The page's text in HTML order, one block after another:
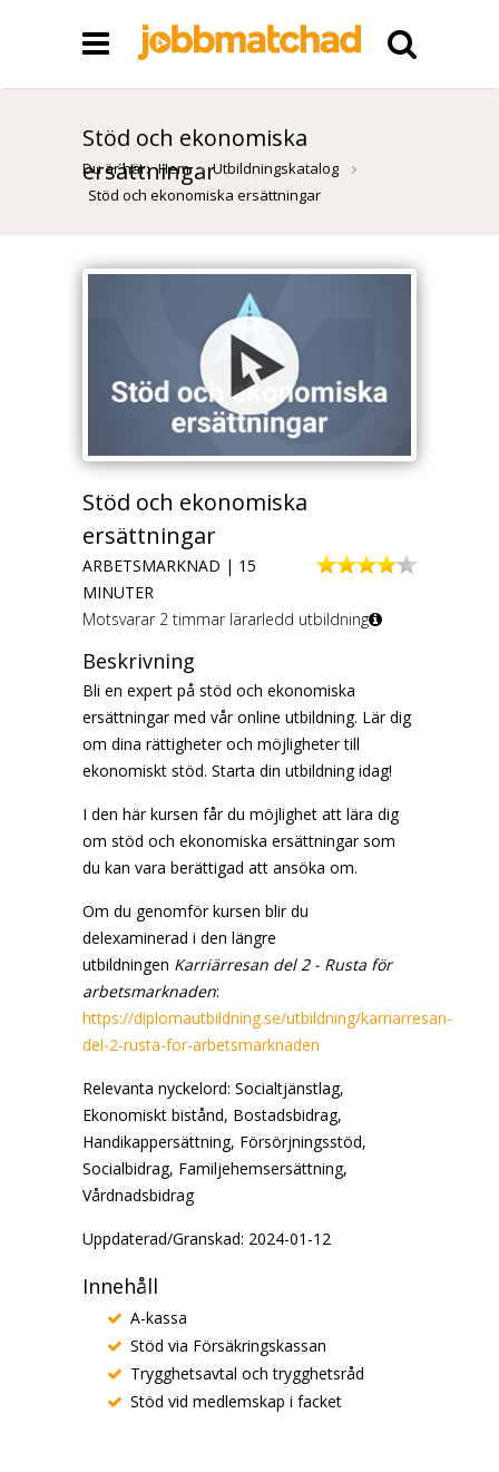
Stöd och ekonomiska
ersättningar
Du är här: Hem
Utbildningskatalog
Stöd och ekonomiska ersättningar
Stöd och ekonomiska
ersättningar
ARBETSMARKNAD | 15
MINUTER
Motsvarar 2 timmar lärarledd utbildning
Beskrivning
Bli en expert på stöd och ekonomiska
ersättningar med vår online utbildning. Lär dig
om dina rättigheter och möjligheter till
ekonomiskt stöd. Starta din utbildning idag!
I den här kursen får du möjlighet att lära dig
om stöd och ekonomiska ersättningar som
du kan vara berättigad att ansöka om.
Om du genomför kursen blir du
delexaminerad i den längre
utbildningen Karriärresan del 2 - Rusta för
arbetsmarknaden:
https://diplomautbildning.se/utbildning/karriarresan-
del-2-rusta-for-arbetsmarknaden
Relevanta nyckelord: Socialtjänstlag,
Ekonomiskt bistånd, Bostadsbidrag,
Handikappersättning, Försörjningsstöd,
Socialbidrag, Familjehemsersättning,
Vårdnadsbidrag
Uppdaterad/Granskad: 2024-01-12
Innehåll
A-kassa
Stöd via Försäkringskassan
Trygghetsavtal och trygghetsråd
Stöd vid medlemskap i facket